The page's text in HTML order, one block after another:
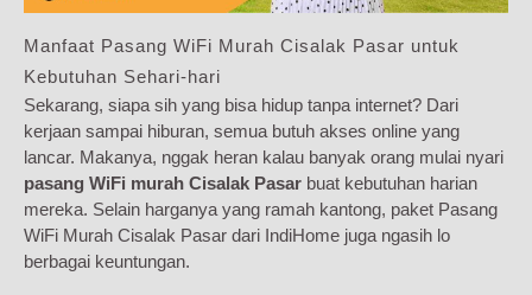
Manfaat Pasang WiFi Murah Cisalak Pasar untuk
Kebutuhan Sehari-hari
Sekarang, siapa sih yang bisa hidup tanpa internet? Dari
kerjaan sampai hiburan, semua butuh akses online yang
lancar. Makanya, nggak heran kalau banyak orang mulai nyari
pasang WiFi murah Cisalak Pasar buat kebutuhan harian
mereka. Selain harganya yang ramah kantong, paket Pasang
WiFi Murah Cisalak Pasar dari IndiHome juga ngasih lo
berbagai keuntungan.